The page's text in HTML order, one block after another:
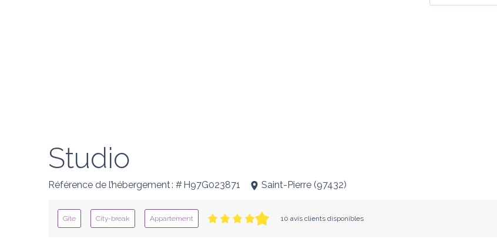
Studio
Référence de l’hébergement : # H97G023871 Saint-Pierre (97432)
Gîte City-break Appartement 10 avis clients disponibles